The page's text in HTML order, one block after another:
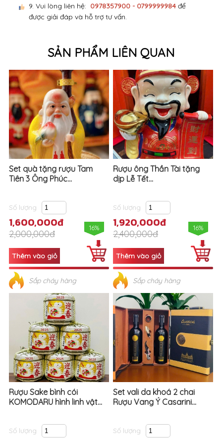
9. Vui lòng liên hệ: 0978357900 - 0799999984 để
được giải đáp và hỗ trợ tư vấn.
SẢN PHẨM LIÊN QUAN
Set quà tặng rượu Tam
Tiên 3 Ông Phúc...
Số lượng
1,600,000đ
2,000,000đ
16%
Sắp cháy hàng
Rượu ông Thần Tài tặng
dịp Lễ Tết...
Số lượng
1,920,000đ
2,400,000đ
16%
Sắp cháy hàng
Rượu Sake bình cói
KOMODARU hình linh vật...
Số lượng
Set vali da khoá 2 chai
Rượu Vang Ý Casarini...
Số lượng